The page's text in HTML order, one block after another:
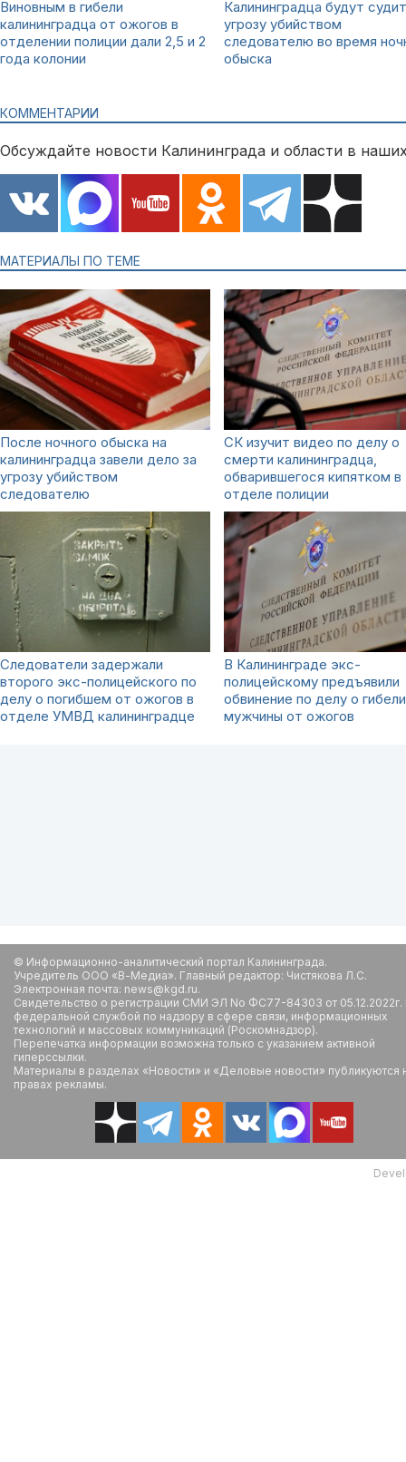
Виновным в гибели
калининградца от ожогов в
отделении полиции дали 2,5 и 2
года колонии
Калининградца будут
угрозу убийством
следователю во время
обыска
КОММЕНТАРИИ
Обсуждайте новости Калининграда и области в
МАТЕРИАЛЫ ПО ТЕМЕ
После ночного обыска на
калининградца завели дело за
угрозу убийством
следователю
СК изучит видео по делу о
смерти калининградца,
обварившегося кипятком в
отделе полиции
Следователи задержали
второго экс-полицейского по
делу о погибшем от ожогов в
отделе УМВД калининградце
В Калининграде экс-
полицейскому предъявили
обвинение по делу о гибели
мужчины от ожогов
© Информационно-аналитический портал Калининграда.
Учредитель ООО «В-Медиа». Главный редактор: Чистякова Л.С.
Электронная почта: news@kgd.ru.
Свидетельство о регистрации СМИ ЭЛ No ФС77-84303 от
федеральной службой по надзору в сфере связи, информационных
технологий и массовых коммуникаций (Роскомнадзор).
Перепечатка информации возможна только с указанием активной
гиперссылки.
Материалы в разделах «Новости» и «Деловые новости» публикуются
правах рекламы.